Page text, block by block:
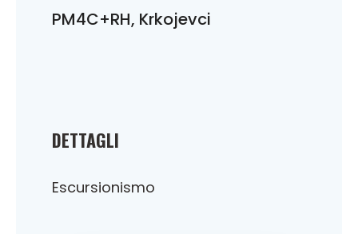
DETTAGLI
Escursionismo
PM4C+RH, Krkojevci